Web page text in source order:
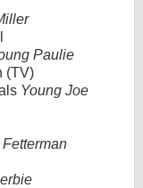
Paulie
(TV)
Young Joe